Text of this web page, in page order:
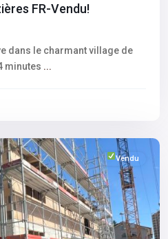
FR-Vendu!
dans le charmant village de
minutes ...
Vendu